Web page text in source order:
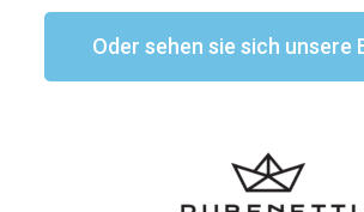
Oder sehen sie sich unsere